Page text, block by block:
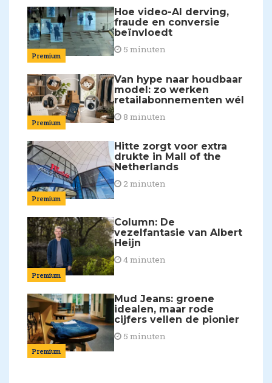
Premium
Hoe video-AI derving,
fraude en conversie
beïnvloedt
5 minuten
Premium
Van hype naar houdbaar
model: zo werken
retailabonnementen wél
8 minuten
Premium
Hitte zorgt voor extra
drukte in Mall of the
Netherlands
2 minuten
Premium
Column: De
vezelfantasie van Albert
Heijn
4 minuten
Premium
Mud Jeans: groene
idealen, maar rode
cijfers vellen de pionier
5 minuten